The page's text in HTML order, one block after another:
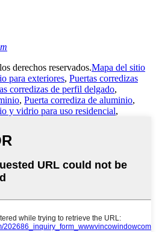
derechos reservados.Mapa del sitio
para exteriores, Puertas corredizas
corredizas de perfil delgado,
, Puerta corrediza de aluminio,
y vidrio para uso residencial,